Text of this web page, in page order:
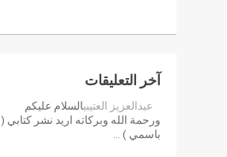
آخر التعليقات
عبدالعزيز العتيبيالسلام عليكم
ورحمة الله وبركاته اريد نشر كتابي (
باسمي ) …